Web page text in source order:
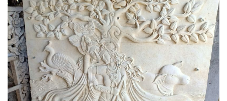
Relief
Gallery
Kontak
Blog